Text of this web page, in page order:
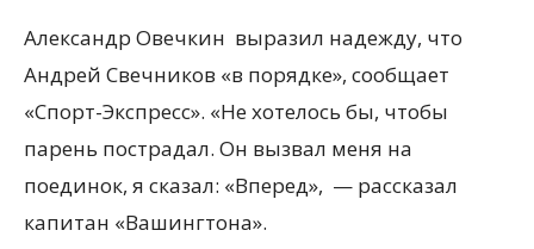
Александр Овечкин выразил надежду, что
Андрей Свечников «в порядке», сообщает
«Спорт-Экспресс». «Не хотелось бы, чтобы
парень пострадал. Он вызвал меня на
поединок, я сказал: «Вперед», — рассказал
капитан «Вашингтона».